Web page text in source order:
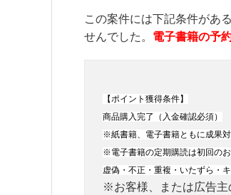
この案件には下記条件があ
せんでした。 電子書籍の予
【ポイント獲得条件】
商品購入完了（入金確認必須）
※紙書籍、電子書籍ともに成果対
※電子書籍の定期購読は初回の
虚偽・不正・重複・いたずら・
※お客様、または広告主